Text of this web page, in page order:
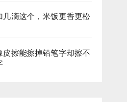
几滴这个，米饭更香更松
皮擦能擦掉铅笔字却擦不